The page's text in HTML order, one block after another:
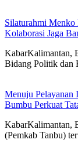
Silaturahmi
Kolaborasi Jaga
KabarKalimantan,
Bidang Politik dan
Menuju Pelayanan
Bumbu Perkuat
KabarKalimantan,
(Pemkab Tanbu)